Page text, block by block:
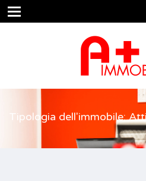
Tipologia dell'immobile: